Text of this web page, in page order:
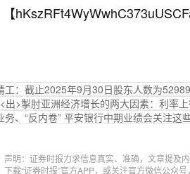
工：截止2025年9月30日股东人数为52989
出>掣肘亚洲经济增长的两大因素：利率
务、“反内卷” 平安银行中期业绩会关注这
声明：证券时报力求信息真实、准确，文章提及
下载“证券时报”官方APP，或关注官方微信公众